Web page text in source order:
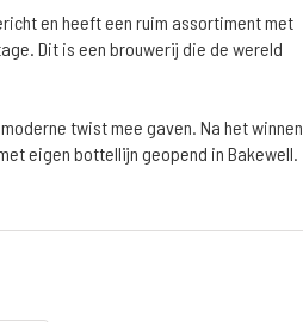
en heeft een ruim assortiment met
Dit is een brouwerij die de wereld
twist mee gaven. Na het winnen
eigen bottellijn geopend in Bakewell.